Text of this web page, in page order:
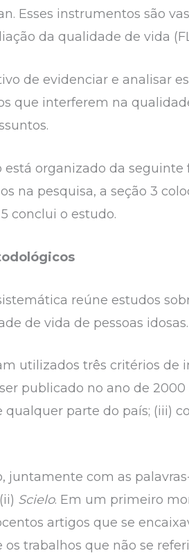
Esses instrumentos são
da qualidade de vida
de evidenciar e analisar
que interferem na
organizado da
na pesquisa, a seção 3
conclui o estudo.
reúne estudos
de vida de pessoas idosas.
utilizados três critérios de
publicado no ano de
qualquer parte do país; (iii)
juntamente com as
Scielo. Em um primeiro
artigos que se
trabalhos que não se